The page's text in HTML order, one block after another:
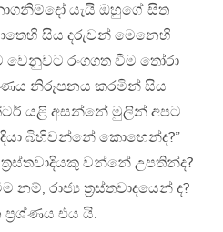
යැයි ඔහුගේ සිත
සිය දරුවන් මෙනෙහි
රංගගත වීම තෝරා
නිරූපනය කරමින් සිය
යළි අසන්නේ මුලින් අපට
බිහිවන්නේ කොහෙන්ද?”
වන්නේ උපතින්ද?
රාජ්‍ය ත්‍රස්තවාදයෙන් ද?
එය යි.